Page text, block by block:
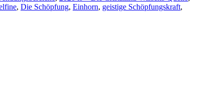
, Die Schöpfung, Einhorn, geistige Schöpfungskraft,